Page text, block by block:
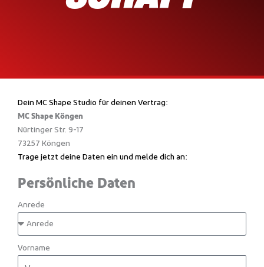
Dein MC Shape Studio für deinen Vertrag:
MC Shape Köngen
Nürtinger Str. 9-17
73257 Köngen
Trage jetzt deine Daten ein und melde dich an:
Persönliche Daten
Anrede
Vorname